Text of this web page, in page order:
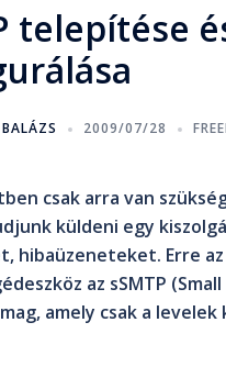
telepítése
2009/07/28
csak arra van
küldeni egy
hibaüzeneteket. Erre
az sSMTP (Small
amely csak a levelek